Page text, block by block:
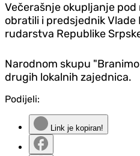
Večerašnje okupljanje
obratili i predsjednik
rudarstva Republike
Narodnom skupu
drugih lokalnih zajednica.
Podijeli:
Link je kopiran!